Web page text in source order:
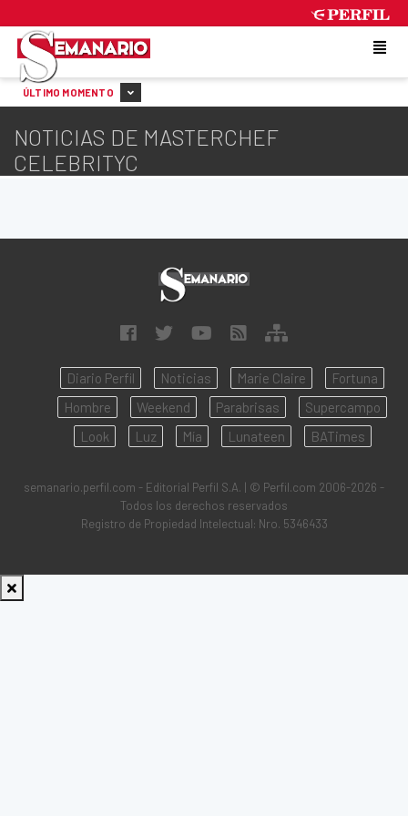
ÚLTIMO MOMENTO
NOTICIAS DE MASTERCHEF
CELEBRITYC
Diario Perfil Noticias Marie Claire
Fortuna
Hombre
Weekend Parabrisas
Supercampo
Look
Luz Mía Lunateen BATimes
semanario.perfil.com - Editorial Perfil S.A. | © Perfil.com 2006-2026 -
Todos los derechos reservados
Registro de Propiedad Intelectual: Nro. 5346433